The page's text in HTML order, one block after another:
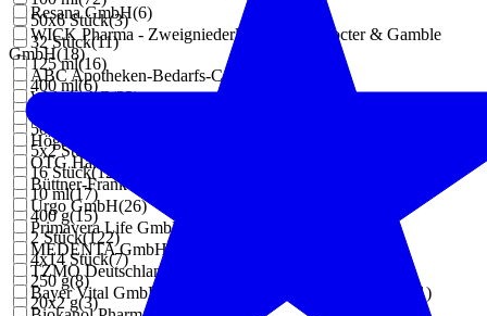
50x6 Stück(3)
32 Stück(11)
125 ml(16)
400 ml(6)
500 ml
5x2 Stück
16 Stück(12
10 ml(17)
400 g(15)
2 Stück(122)
4x14 Stück(7)
250 g(8)
20x2 g(3)
Resana GmbH(6)
WICK Pharma - Zweigniederlassung der Procter & Gamble
GmbH(18)
ABC Apotheken-Bedarfs-Center
Weleda AG(32)
WEPA Apothekenbedarf GmbH & Co. KG
Höga-Pharm GmbH
OTG Handels GmbH
Büttner-Frank GmbH
Urgo GmbH(26)
Primavera Life GmbH
MEDENTA GmbH
TZMO Deutschland GmbH
Bayer Vital GmbH Geschäftsbereich Selbstmedikation
11)